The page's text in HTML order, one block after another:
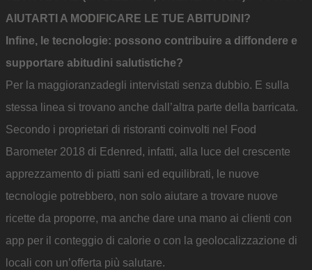
AIUTARTI A MODIFICARE LE TUE ABITUDINI?
Infine, le tecnologie: possono contribuire a diffondere e
supportare abitudini salutistiche?
Per la maggioranzadegli intervistati senza dubbio. E sulla
stessa linea si trovano anche dall’altra parte della barricata.
Secondo i proprietari di ristoranti coinvolti nel Food
Barometer 2018 di Edenred, infatti, alla luce del crescente
apprezzamento di piatti sani ed equilibrati, le nuove
tecnologie potrebbero, non solo aiutare a trovare nuove
ricette da proporre, ma anche dare una mano ai clienti con
app per il conteggio di calorie o con la geolocalizzazione di
locali con un’offerta più salutare.